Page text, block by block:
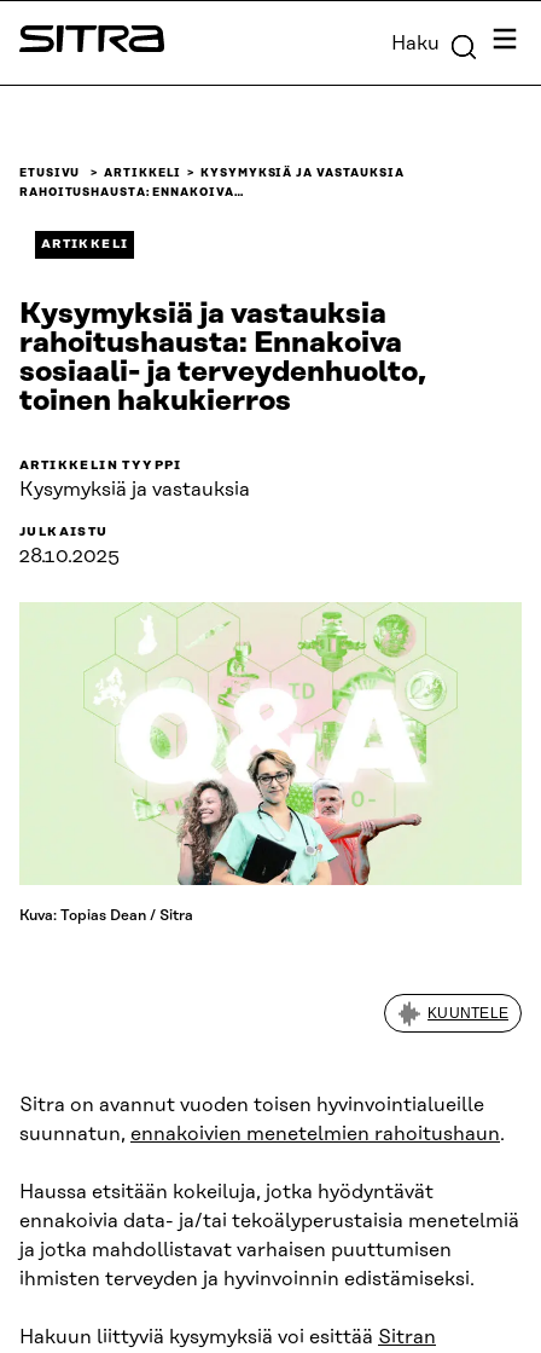
Siirry
suoraan
Sitra Haku
ETUSIVU ARTIKKELI
KYSYMYKSIÄ JA VASTAUKSIA
RAHOITUSHAUSTA: ENNAKOIVA…
ARTIKKELI
Kysymyksiä ja vastauksia
rahoitushausta: Ennakoiva
sosiaali- ja terveydenhuolto,
toinen hakukierros
ARTIKKELIN TYYPPI
Kysymyksiä ja vastauksia
JULKAISTU
28.10.2025
Kuva: Topias Dean / Sitra
KUUNTELE
Sitra on avannut vuoden toisen hyvinvointialueille
suunnatun, ennakoivien menetelmien rahoitushaun.
Haussa etsitään kokeiluja, jotka hyödyntävät
ennakoivia data- ja/tai tekoälyperustaisia menetelmiä
ja jotka mahdollistavat varhaisen puuttumisen
ihmisten terveyden ja hyvinvoinnin edistämiseksi.
Hakuun liittyviä kysymyksiä voi esittää Sitran